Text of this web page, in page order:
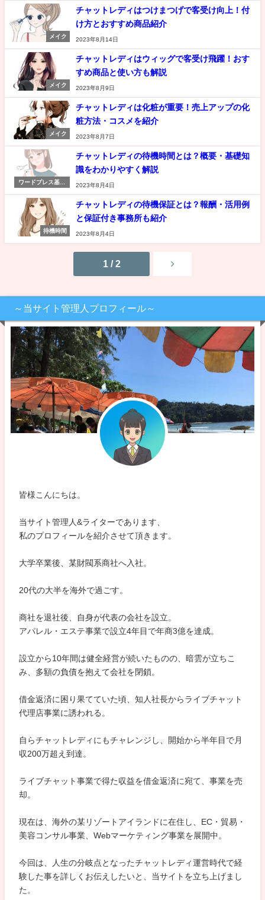
メイク
チャットレディはつけまつげで客受け向上！付
け方とおすすめ商品紹介
2023年8月14日
メイク
チャットレディはウィッグで客受け飛躍！おす
すめ商品と使い方も解説
2023年8月9日
メイク
チャットレディは化粧が重要！売上アップの化
粧方法・コスメを紹介
2023年8月7日
ワードプレス基礎
チャットレディの待機時間とは？概要・基礎知
識をわかりやすく解説
2023年8月4日
待機時間
チャットレディの待機保証とは？報酬・活用例
と保証付き事務所も紹介
2023年8月4日
1 / 2
～当サイト管理人プロフィール～
皆様こんにちは。
当サイト管理人&ライターであります、
私のプロフィールを紹介させて頂きます。
大学卒業後、某財閥系商社へ入社。
20代の大半を海外で過ごす。
商社を退社後、自身が代表の会社を設立。
アパレル・エステ事業で設立4年目で年商3億を達成。
設立から10年間は健全経営が続いたものの、暗雲が立ちこ
み、多額の負債を抱えて会社を閉鎖。
借金返済に困り果てていた頃、知人社長からライブチャット
代理店事業に誘われる。
自らチャットレディにもチャレンジし、開始から半年目で月
収200万超え到達。
ライブチャット事業で得た収益を借金返済に宛て、事業を売
却。
現在は、海外の某リゾートアイランドに在住し、EC・貿易・
美容コンサル事業、Webマーケティング事業を展開中。
今回は、人生の分岐点となったチャットレディ運営時代で経
験した事を詳しくお伝えしたいと、当サイトを立ち上げまし
た。